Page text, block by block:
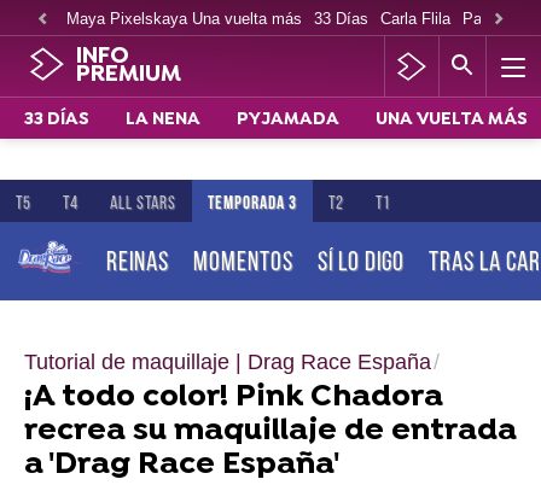
Maya Pixelskaya Una vuelta más 33 Días Carla Flila Paco
INFO
PREMIUM
33 DÍAS LA NENA PYJAMADA UNA VUELTA MÁS
T5 T4 ALL STARS TEMPORADA 3 T2 T1
REINAS MOMENTOS SÍ LO DIGO TRAS LA
Tutorial de maquillaje | Drag Race España
¡A todo color! Pink Chadora
recrea su maquillaje de entrada
a 'Drag Race España'